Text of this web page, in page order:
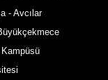
- Avcılar